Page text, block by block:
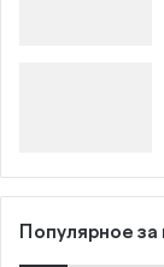
Популярное